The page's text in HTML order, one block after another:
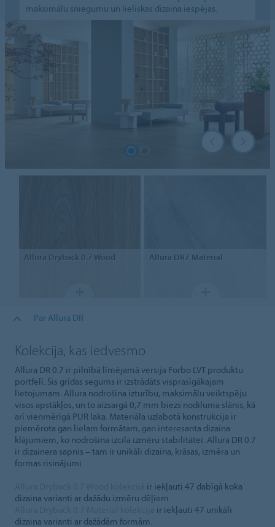
maksimālu sniegumu un lieliskas dizaina iespējas.
Allura Dryback 0.7 Wood Allura DR7 Material
Par Allura DR
Kolekcija, kas iedvesmo
Allura DR 0.7 ir pilnībā līmējamā versija Forbo LVT produktu
portfelī. Šis grīdas segums ir izstrādāts visprasīgākajam
lietojumam. Allura nodrošina izturību, maksimālu veiktspēju
visos apstākļos, un to aizsargā 0,7 mm biezs nodiluma slānis, kā
arī vienmērīgā PUR laka. Materiāla uzlabotā konstrukcija ir
piemērota gan lielam formātam, gan interesanta dizaina
klājumiem, ko nodrošina izcila izmēru stabilitātei. Allura DR 0.7
ir dizainera sapnis – tam ir unikāli dizaina, krāsas, izmēra un
formas risinājumi.
ir iekļauti 47 dabīgā koka
dizaina varianti ar dažādu izmēru dēļiem.
ir iekļauti 47 unikāli
dizaina varianti ar dažādām formām.